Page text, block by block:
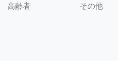
高齢者 その他